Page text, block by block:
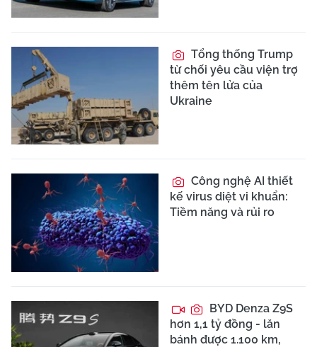
Tổng thống Trump
từ chối yêu cầu viện trợ
thêm tên lửa của
Ukraine
Công nghệ AI thiết
kế virus diệt vi khuẩn:
Tiềm năng và rủi ro
BYD Denza Z9S
hơn 1,1 tỷ đồng - lăn
bánh được 1.100 km,